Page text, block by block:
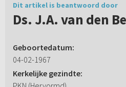
Dit artikel is beantwoord door
Ds. J.A. van den
Geboortedatum:
04-02-1967
Kerkelijke gezindte: